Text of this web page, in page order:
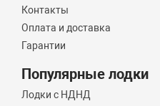
Контакты
Оплата и доставка
Гарантии
Популярные лодки
Лодки с НДНД